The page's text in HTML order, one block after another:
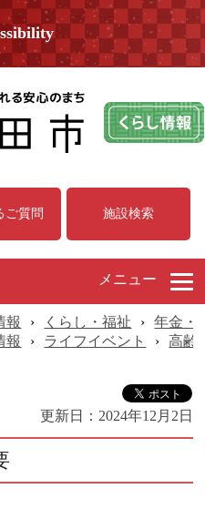
ご質問 施設検索
メニュー
報 › くらし・福祉 ›
年金・
報 › ライフイベント › 高齢
更新日： 2024年12月2日